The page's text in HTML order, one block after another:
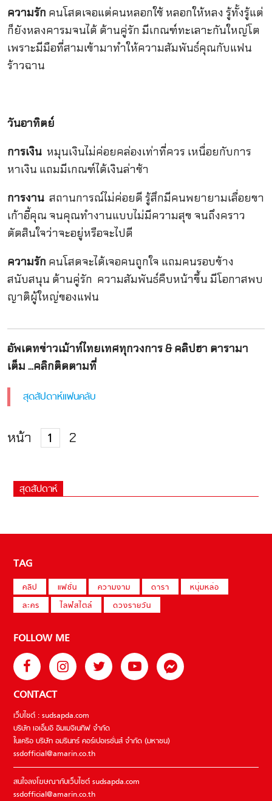
ความรัก คนโสดเจอแต่คนหลอกใช้ หลอกให้หลง รู้ทั้งรู้แต่
ก็ยังหลงคารมจนได้ ด้านคู่รัก มีเกณฑ์ทะเลาะกันใหญ่โต
เพราะมีมือที่สามเข้ามาทำให้ความสัมพันธ์คุณกับแฟน
ร้าวฉาน
วันอาทิตย์
การเงินหมุนเงินไม่ค่อยคล่องเท่าที่ควร เหนื่อยกับการ
หาเงิน แถมมีเกณฑ์ได้เงินล่าช้า
การงานสถานการณ์ไม่ค่อยดี รู้สึกมีคนพยายามเลื่อยขา
เก้าอี้คุณ จนคุณทำงานแบบไม่มีความสุข จนถึงคราว
ตัดสินใจว่าจะอยู่หรือจะไปดี
ความรัก คนโสดจะได้เจอคนถูกใจ แถมคนรอบข้าง
สนับสนุน ด้านคู่รัก ความสัมพันธ์คืบหน้าขึ้น มีโอกาสพบ
ญาติผู้ใหญ่ของแฟน
อัพเดทข่าวเม้าท์ไทยเทศทุกวงการ & คลิปฮา ดารามา
เต็ม ...คลิกติดตามที่
สุดสัปดาห์แฟนคลับ
หน้า 1 2
สุดสัปดาห์
TAG
คลิป แฟชั่น ความงาม ดารา
หนุ่มหล่อ
ละคร
ไลฟ์สไตล์ ดวงรายวัน
FOLLOW ME
CONTACT
เว็บไซต์ : sudsapda.com
บริษัท เอเอ็มอี อิมเมจิเนทีฟ จำกัด
ในเครือ บริษัท อมรินทร์ คอร์เปอเรชั่นส์ จำกัด (มหาชน)
ssdofficial@amarin.co.th
สนใจลงโฆษณากับเว็บไซต์ sudsapda.com
ssdofficial@amarin.co.th